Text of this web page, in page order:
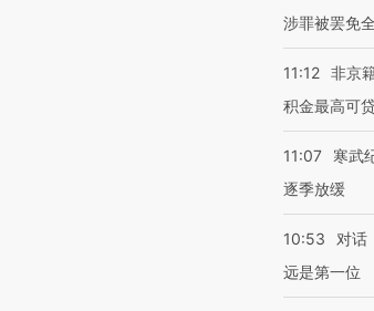
涉罪被罢免
11:12 非京
积金最高可
11:07
寒武
逐季放缓
10:53
对话
远是第一位